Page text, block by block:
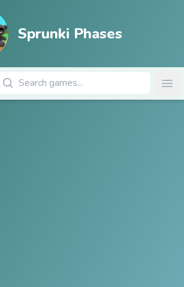
Sprunki Phases
Buscar juegos